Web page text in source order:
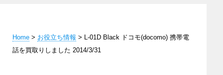
Home > お役立ち情報 > L-01D Black ドコモ(docomo) 携帯電
話を買取りしました 2014/3/31